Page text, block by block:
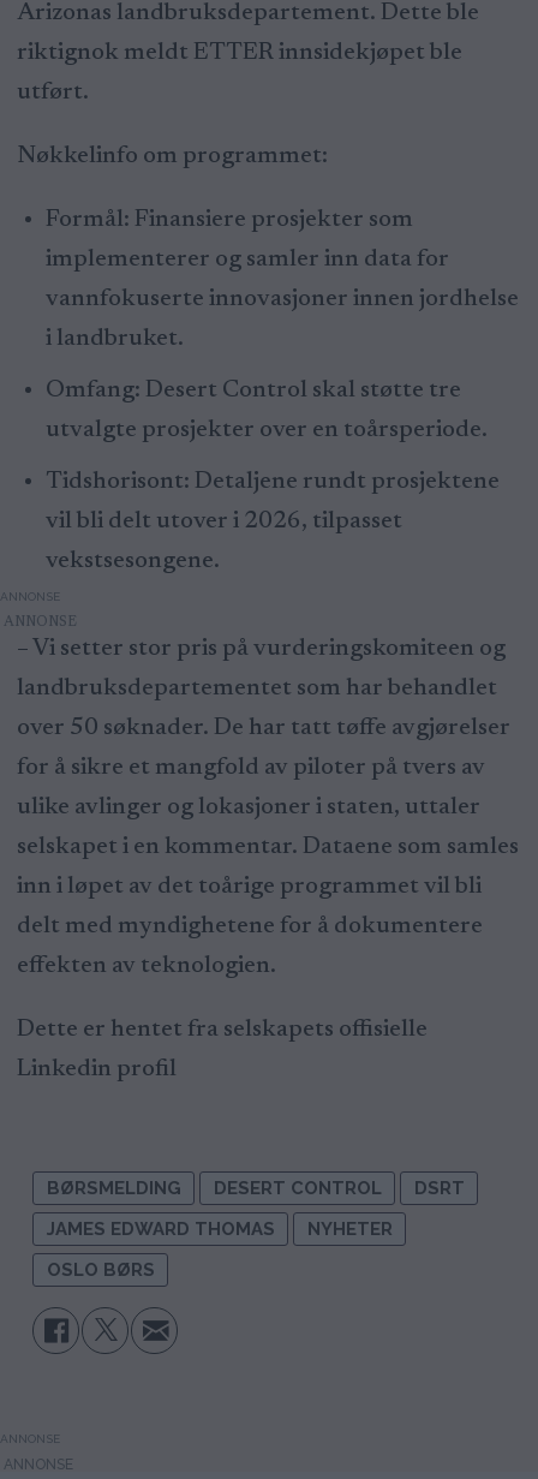
Arizonas landbruksdepartement. Dette ble
riktignok meldt ETTER innsidekjøpet ble
utført.
Nøkkelinfo om programmet:
Formål: Finansiere prosjekter som
implementerer og samler inn data for
vannfokuserte innovasjoner innen jordhelse
i landbruket.
Omfang: Desert Control skal støtte tre
utvalgte prosjekter over en toårsperiode.
Tidshorisont: Detaljene rundt prosjektene
vil bli delt utover i 2026, tilpasset
vekstsesongene.
ANNONSE
– Vi setter stor pris på vurderingskomiteen og
landbruksdepartementet som har behandlet
over 50 søknader. De har tatt tøffe avgjørelser
for å sikre et mangfold av piloter på tvers av
ulike avlinger og lokasjoner i staten, uttaler
selskapet i en kommentar. Dataene som samles
inn i løpet av det toårige programmet vil bli
delt med myndighetene for å dokumentere
effekten av teknologien.
Dette er hentet fra selskapets offisielle
Linkedin profil
BØRSMELDING DESERT CONTROL
DSRT
JAMES EDWARD THOMAS
NYHETER
OSLO BØRS
ANNONSE